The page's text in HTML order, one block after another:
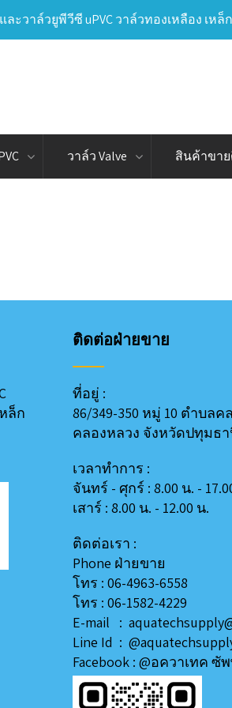
าล์วยูพีวีซี uPVC วาล์วทองเหลือง เหล็กห
วาล์ว Valve สินค้าขา
ล็ก
ติดต่อฝ่ายขาย
ที่อยู่ :
86/349-350 หมู่ 10 ตำบลค
คลองหลวง จังหวัดปทุมธา
เวลาทำการ :
จันทร์ - ศุกร์ : 8.00 น. -
เสาร์ : 8.00 น. - 12.00 น.
ติดต่อเรา :
Phone ฝ่ายขาย
โทร : 06-4963-6558
โทร : 06-1582-4229
E-mail :
Line Id :
Facebook : @อควาเทค ซั